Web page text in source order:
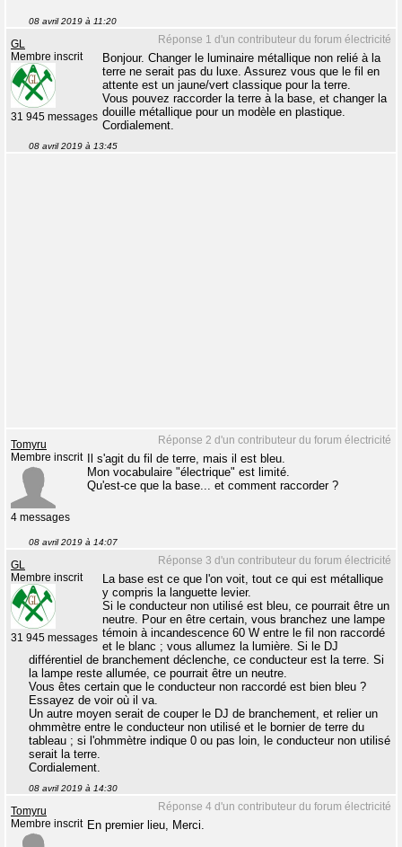
08 avril 2019 à 11:20
Réponse 1 d'un contributeur du forum électricité
GL
Membre inscrit
31 945 messages
Bonjour. Changer le luminaire métallique non relié à la
terre ne serait pas du luxe. Assurez vous que le fil en
attente est un jaune/vert classique pour la terre.
Vous pouvez raccorder la terre à la base, et changer la
douille métallique pour un modèle en plastique.
Cordialement.
08 avril 2019 à 13:45
Réponse 2 d'un contributeur du forum électricité
Tomyru
Membre inscrit
4 messages
Il s'agit du fil de terre, mais il est bleu.
Mon vocabulaire "électrique" est limité.
Qu'est-ce que la base... et comment raccorder ?
08 avril 2019 à 14:07
Réponse 3 d'un contributeur du forum électricité
GL
Membre inscrit
31 945 messages
La base est ce que l'on voit, tout ce qui est métallique
y compris la languette levier.
Si le conducteur non utilisé est bleu, ce pourrait être un
neutre. Pour en être certain, vous branchez une lampe
témoin à incandescence 60 W entre le fil non raccordé
et le blanc ; vous allumez la lumière. Si le DJ
différentiel de branchement déclenche, ce conducteur est la terre. Si
la lampe reste allumée, ce pourrait être un neutre.
Vous êtes certain que le conducteur non raccordé est bien bleu ?
Essayez de voir où il va.
Un autre moyen serait de couper le DJ de branchement, et relier un
ohmmètre entre le conducteur non utilisé et le bornier de terre du
tableau ; si l'ohmmètre indique 0 ou pas loin, le conducteur non utilisé
serait la terre.
Cordialement.
08 avril 2019 à 14:30
Réponse 4 d'un contributeur du forum électricité
Tomyru
Membre inscrit En premier lieu, Merci.